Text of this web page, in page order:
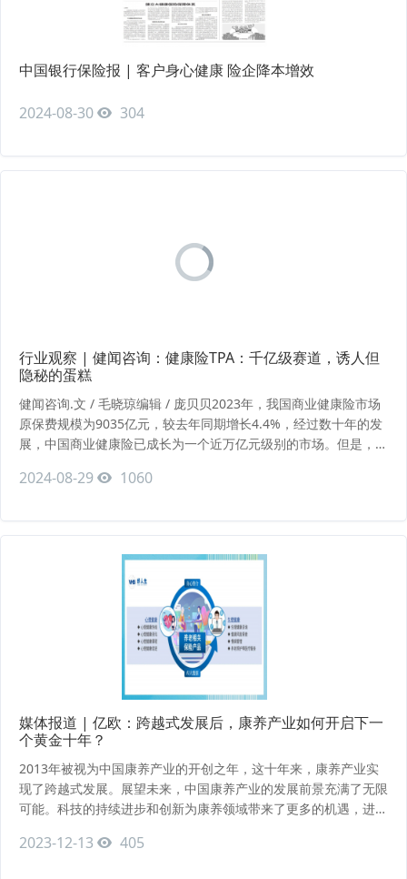
中国银行保险报 | 客户身心健康 险企降本增效
2024-08-30 304
行业观察 | 健闻咨询：健康险TPA：千亿级赛道，诱人但
隐秘的蛋糕
健闻咨询.文 / 毛晓琼编辑 / 庞贝贝2023年，我国商业健康险市场
原保费规模为9035亿元，较去年同期增长4.4%，经过数十年的发
展，中国商业健康险已成长为一个近万亿元级别的市场。但是，往
议目标还相去甚远，往过去看，商业健康险相比几年前的增速已经
保险公司做服务的TPA（医疗
2024-08-29 1060
媒体报道 | 亿欧：跨越式发展后，康养产业如何开启下一
个黄金十年？
2013年被视为中国康养产业的开创之年，这十年来，康养产业实
现了跨越式发展。展望未来，中国康养产业的发展前景充满了无限
可能。科技的持续进步和创新为康养领域带来了更多的机遇，进一
民生，新时代的智慧康养”为主题的线上沙龙成功举办，本次沙龙
2023-12-13 405